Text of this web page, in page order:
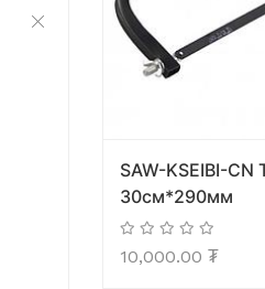
SAW-KSEIBI-
30см*290мм
10,000.00 ₮